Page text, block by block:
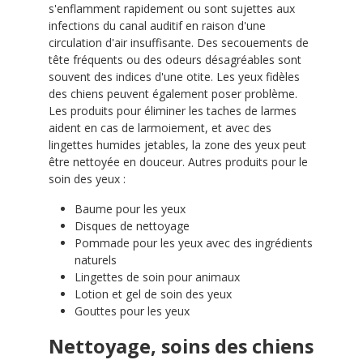
s'enflamment rapidement ou sont sujettes aux
infections du canal auditif en raison d'une
circulation d'air insuffisante. Des secouements de
tête fréquents ou des odeurs désagréables sont
souvent des indices d'une otite. Les yeux fidèles
des chiens peuvent également poser problème.
Les produits pour éliminer les taches de larmes
aident en cas de larmoiement, et avec des
lingettes humides jetables, la zone des yeux peut
être nettoyée en douceur. Autres produits pour le
soin des yeux :
Baume pour les yeux
Disques de nettoyage
Pommade pour les yeux avec des ingrédients
naturels
Lingettes de soin pour animaux
Lotion et gel de soin des yeux
Gouttes pour les yeux
Nettoyage, soins des chiens